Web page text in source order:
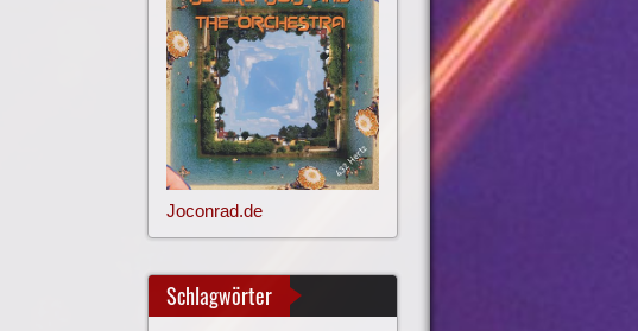
Joconrad.de
Schlagwörter